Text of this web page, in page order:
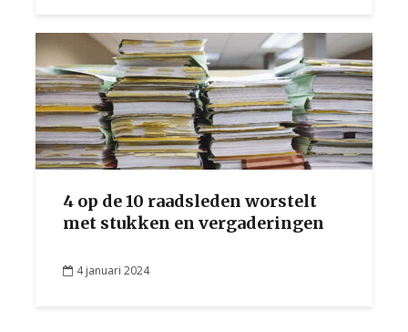
4 op de 10 raadsleden worstelt
met stukken en vergaderingen
4 januari 2024